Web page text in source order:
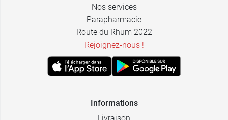
Nos services
Parapharmacie
Route du Rhum 2022
Rejoignez-nous !
Informations